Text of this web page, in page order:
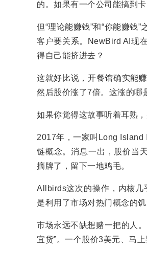
的。如果有一个公司能搞到
但“理论能赚钱”和“你能赚钱
客户要关系。NewBird AI现
得自己能挤进去？
这就好比说，开餐馆确实能
然后股价涨了7倍。这涨的哪
如果你觉得这故事听着耳熟
2017年，一家叫Long Island
链概念。消息一出，股价当
摘牌了，留下一地鸡毛。
Allbirds这次的操作，内核几
是利用了市场对热门概念的
市场永远不缺想赌一把的人
宜货”。一个股价3美元、马